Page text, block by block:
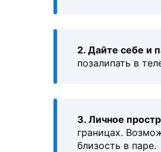
2. Дайте себе и
позалипать в
3. Личное
границах.
близость в паре.